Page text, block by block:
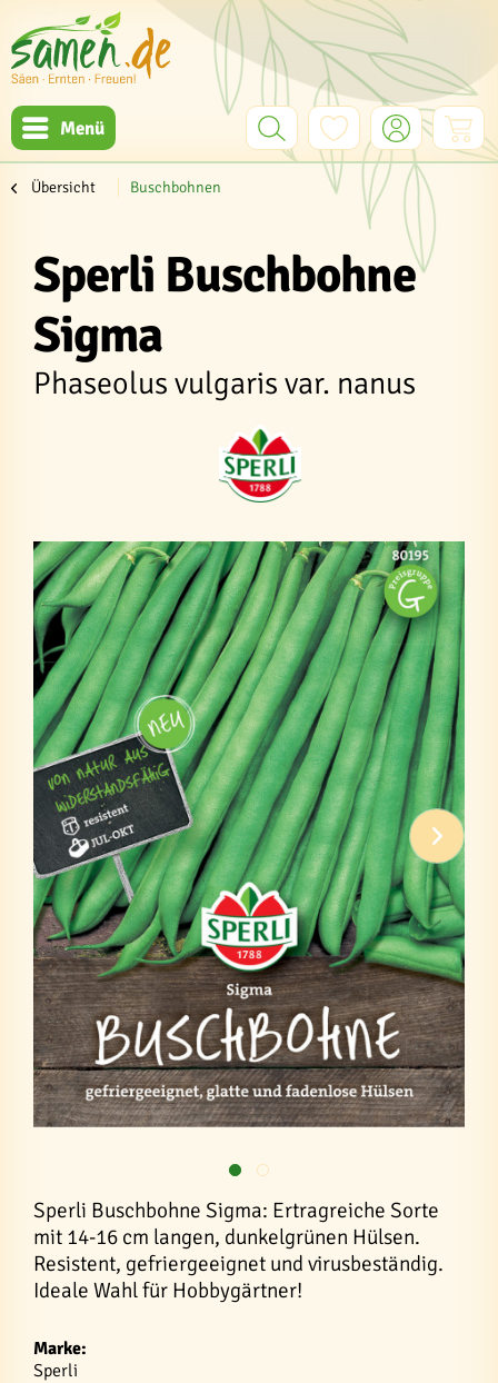
Menü
Übersicht Buschbohnen
Sperli Buschbohne
Sigma
Phaseolus vulgaris var. nanus
Sperli Buschbohne Sigma: Ertragreiche Sorte
mit 14-16 cm langen, dunkelgrünen Hülsen.
Resistent, gefriergeeignet und virusbeständig.
Ideale Wahl für Hobbygärtner!
Marke:
Sperli